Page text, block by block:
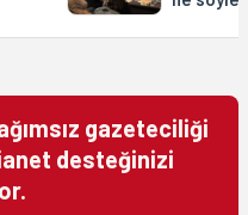
gazeteciliği
desteğinizi